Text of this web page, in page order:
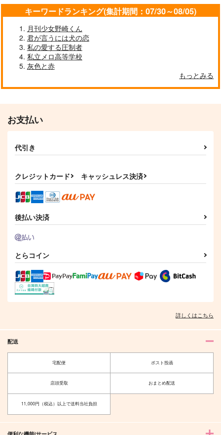
作品詳細 作品詳細 作品詳細
流星図書館 弐
?-QUESTION-
アズール×ジェイド
作品詳細
1,000円（税込）
作品詳細
キーワードランキング(集計期間：07/30～08/05)
月刊少女野崎くん
君が言うには犬の恋
私の愛する圧制者
私立メロ高等学校
灰色と赤
もっとみる
お支払い
代引き
クレジットカード キャッシュレス決済
後払い決済
とらコイン
詳しくはこちら
配送
宅配便 ポスト投函
店頭受取 おまとめ配送
11,000円（税込）以上で送料当社負担